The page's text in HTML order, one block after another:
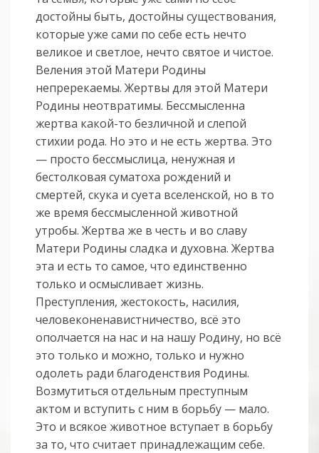
достойны быть, достойны существования,
которые уже сами по себе есть нечто
великое и светлое, нечто святое и чистое.
Веления этой Матери Родины
непререкаемы. Жертвы для этой Матери
Родины неотвратимы. Бессмысленна
жертва какой-то безличной и слепой
стихии рода. Но это и не есть жертва. Это
— просто бессмыслица, ненужная и
бестолковая суматоха рождений и
смертей, скука и суета вселенской, но в то
же время бессмысленной животной
утробы. Жертва же в честь и во славу
Матери Родины сладка и духовна. Жертва
эта и есть то самое, что единственно
только и осмысливает жизнь.
Преступления, жестокость, насилия,
человеконенавистничество, всё это
ополчается на нас и на нашу Родину, но всё
это только и можно, только и нужно
одолеть ради благоденствия Родины.
Возмутиться отдельным преступным
актом и вступить с ним в борьбу — мало.
Это и всякое животное вступает в борьбу
за то, что считает принадлежащим себе.